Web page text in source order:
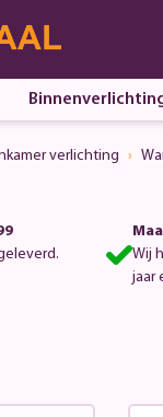
verlichting
Wij
jaar